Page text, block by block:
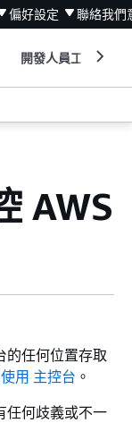
偏好設定 聯絡我們
開發人員工具
AWS
的任何位置存取
使用 主控台 。
任何歧義或不一